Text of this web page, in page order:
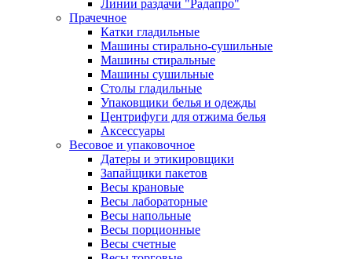
Линии раздачи "Радапро"
Прачечное
Катки гладильные
Машины стирально-сушильные
Машины стиральные
Машины сушильные
Столы гладильные
Упаковщики белья и одежды
Центрифуги для отжима белья
Аксессуары
Весовое и упаковочное
Датеры и этикировщики
Запайщики пакетов
Весы крановые
Весы лабораторные
Весы напольные
Весы порционные
Весы счетные